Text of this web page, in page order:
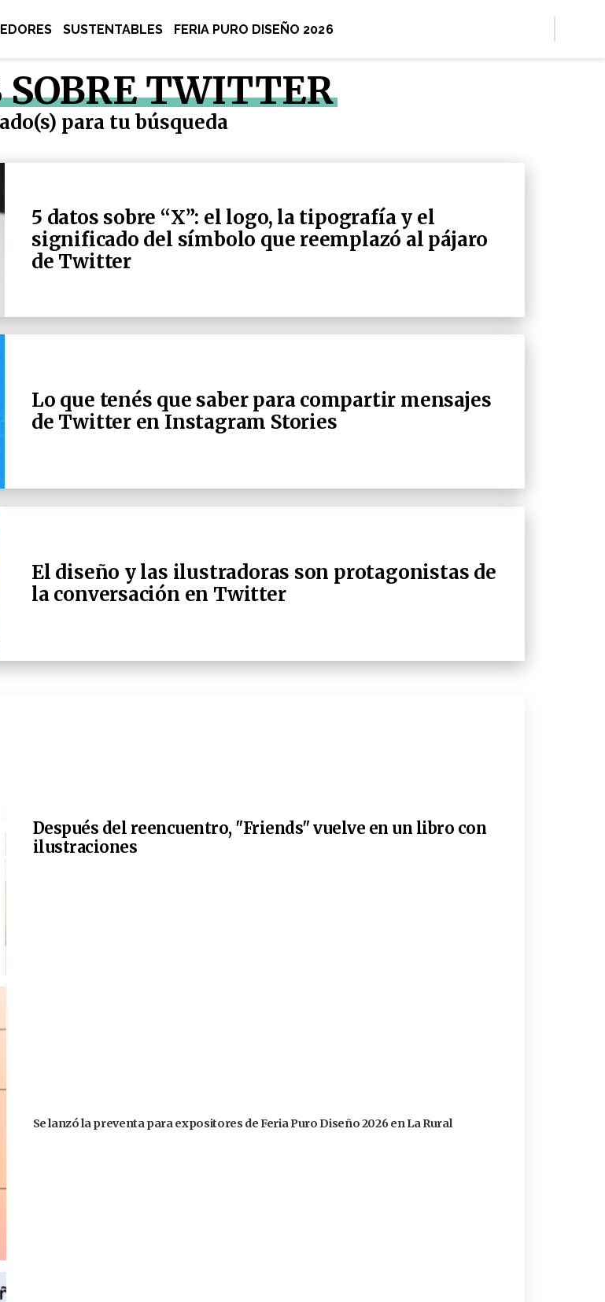
SUSTENTABLES FERIA PURO DISEÑO 2026
TWITTER
para tu búsqueda
5 datos sobre “X”: el logo, la tipografía y el
significado del símbolo que reemplazó al pájaro
de Twitter
Lo que tenés que saber para compartir mensajes
de Twitter en Instagram Stories
El diseño y las ilustradoras son protagonistas de
la conversación en Twitter
Después del reencuentro, "Friends" vuelve en un libro con
ilustraciones
Se lanzó la preventa para expositores de Feria Puro Diseño 2026 en La Rural